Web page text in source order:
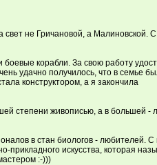
свет не Гричановой, а Малиновской.
корабли. За свою работу
удачно получилось, что в семье
конструктором, а я закончила
степени живописью, а в большей -
в стан биологов - любителей. С
прикладного искусства, которая
:-)))